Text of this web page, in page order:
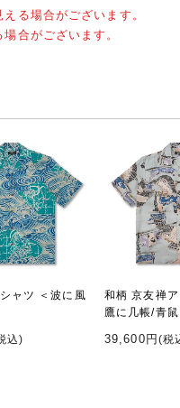
る場合がございます。
合がございます。
ャツ ＜波に風
込)
和柄 京友禅
鷹に几帳/青鼠
39,600円 (税